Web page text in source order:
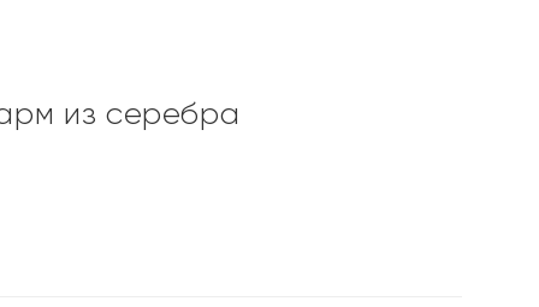
из серебра